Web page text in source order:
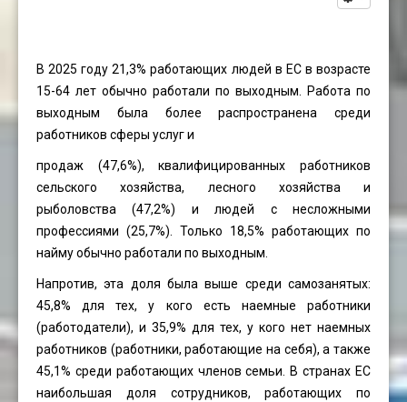
В 2025 году 21,3% работающих людей в ЕС в возрасте
15-64 лет обычно работали по выходным. Работа по
выходным была более распространена среди
работников сферы услуг и
продаж (47,6%), квалифицированных работников
сельского хозяйства, лесного хозяйства и
рыболовства (47,2%) и людей с несложными
профессиями (25,7%). Только 18,5% работающих по
найму обычно работали по выходным.
Напротив, эта доля была выше среди самозанятых:
45,8% для тех, у кого есть наемные работники
(работодатели), и 35,9% для тех, у кого нет наемных
работников (работники, работающие на себя), а также
45,1% среди работающих членов семьи. В странах ЕС
наибольшая доля сотрудников, работающих по